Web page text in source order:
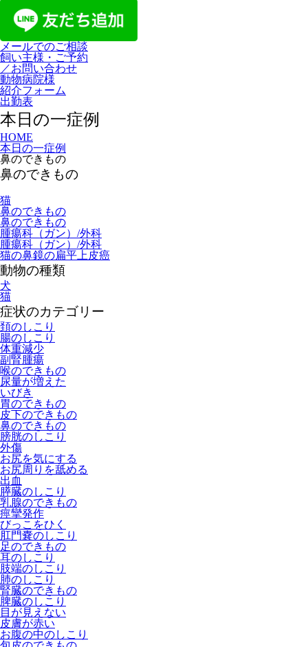
メールでのご相談
飼い主様・ご予約
／お問い合わせ
動物病院様
紹介フォーム
出勤表
本日の一症例
HOME
本日の一症例
鼻のできもの
鼻のできもの
猫
鼻のできもの
鼻のできもの
腫瘍科（ガン）/外科
腫瘍科（ガン）/外科
猫の鼻鏡の扁平上皮癌
動物の種類
犬
猫
症状のカテゴリー
頚のしこり
腸のしこり
体重減少
副腎腫瘍
喉のできもの
尿量が増えた
いびき
胃のできもの
皮下のできもの
鼻のできもの
膀胱のしこり
外傷
お尻を気にする
お尻周りを舐める
出血
膵臓のしこり
乳腺のできもの
痙攣発作
びっこをひく
肛門嚢のしこり
足のできもの
耳のしこり
肢端のしこり
肺のしこり
腎臓のできもの
脾臓のしこり
目が見えない
皮膚が赤い
お腹の中のしこり